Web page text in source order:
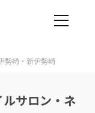
勢崎・新伊勢崎
サロン・ネ